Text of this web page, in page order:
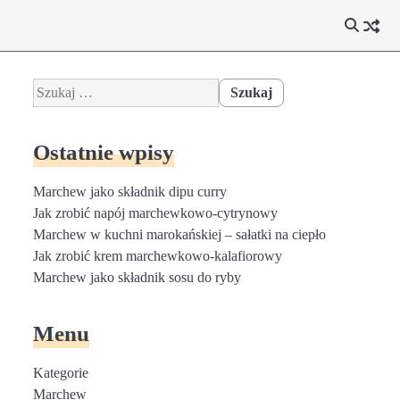
Szukaj:
Ostatnie wpisy
Marchew jako składnik dipu curry
Jak zrobić napój marchewkowo-cytrynowy
Marchew w kuchni marokańskiej – sałatki na ciepło
Jak zrobić krem marchewkowo-kalafiorowy
Marchew jako składnik sosu do ryby
Menu
Kategorie
Marchew